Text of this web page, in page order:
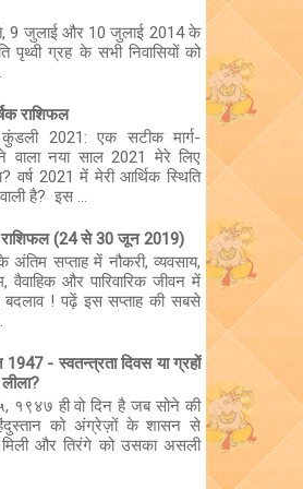
9 जुलाई और 10 जुलाई 2014 के
पृथ्वी ग्रह के सभी निवासियों को
राशिफल
2021: एक सटीक मार्ग-
वाला नया साल 2021 मेरे लिए
वर्ष 2021 में मेरी आर्थिक स्थिति
है? इस ...
राशिफल (24 से 30 जून 2019)
सप्ताह में नौकरी, व्यवसाय,
वैवाहिक और पारिवारिक जीवन में
बदलाव ! पढ़ें इस सप्ताह की सबसे
- स्वतन्त्रता दिवस या ग्रहों
१९४७ ही वो दिन है जब सोने की
हिंदुस्तान को अंग्रेज़ों के शासन से
मिली और तिरंगे को उसका असली